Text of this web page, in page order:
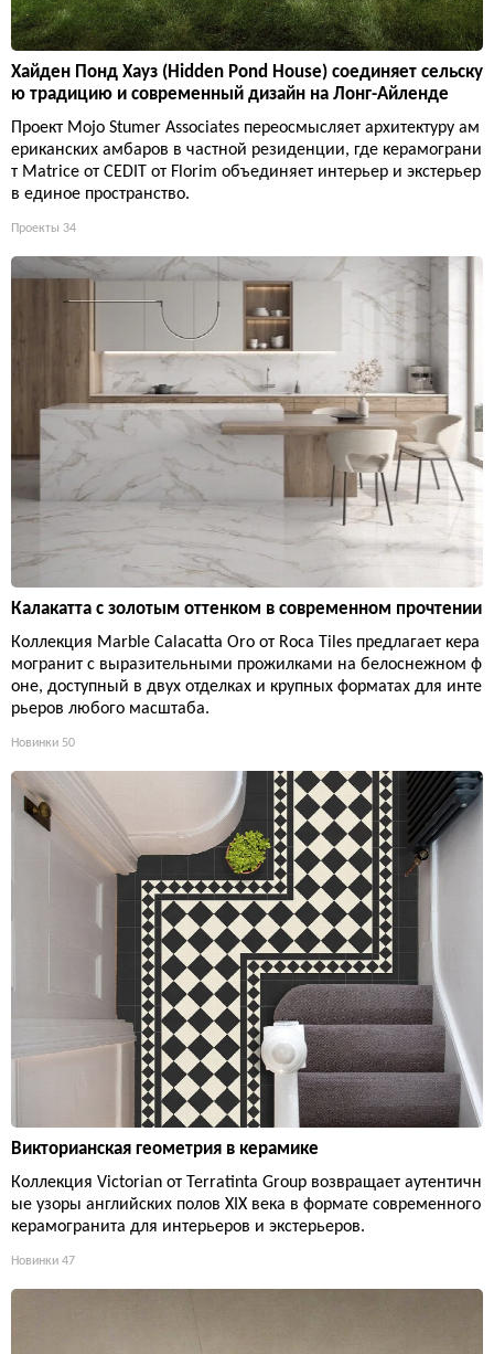
Хайден Понд Хауз (Hidden Pond House) соединяет сельску
ю традицию и современный дизайн на Лонг-Айленде
Проект Mojo Stumer Associates переосмысляет архитектуру ам
ериканских амбаров в частной резиденции, где керамограни
т Matrice от CEDIT от Florim объединяет интерьер и экстерьер
в единое пространство.
Проекты 34
Калакатта с золотым оттенком в современном прочтении
Коллекция Marble Calacatta Oro от Roca Tiles предлагает кера
могранит с выразительными прожилками на белоснежном ф
оне, доступный в двух отделках и крупных форматах для инте
рьеров любого масштаба.
Новинки 50
Викторианская геометрия в керамике
Коллекция Victorian от Terratinta Group возвращает аутентичн
ые узоры английских полов XIX века в формате современного
керамогранита для интерьеров и экстерьеров.
Новинки 47